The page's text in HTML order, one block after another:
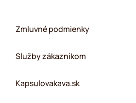
Zmluvné podmienky
Služby zákazníkom
Kapsulovakava.sk